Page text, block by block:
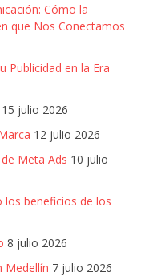
Cómo la
que Nos Conectamos
Publicidad en la Era
15 julio 2026
12 julio 2026
Meta Ads 10 julio
los beneficios de los
8 julio 2026
Medellín 7 julio 2026